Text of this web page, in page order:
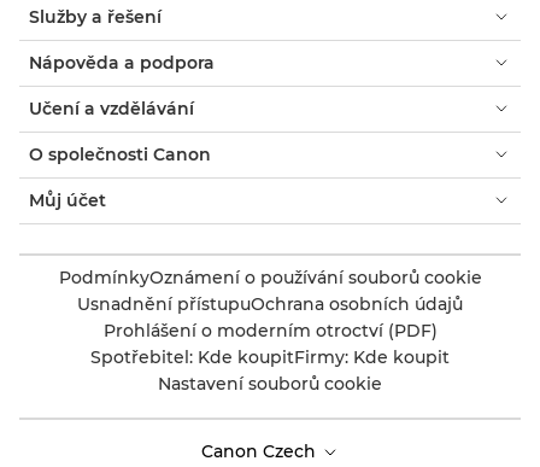
Služby a řešení
Nápověda a podpora
Učení a vzdělávání
O společnosti Canon
Můj účet
PodmínkyOznámení o používání souborů cookie
Usnadnění přístupuOchrana osobních údajů
Prohlášení o moderním otroctví (PDF)
Spotřebitel: Kde koupitFirmy: Kde koupit
Nastavení souborů cookie
Canon Czech